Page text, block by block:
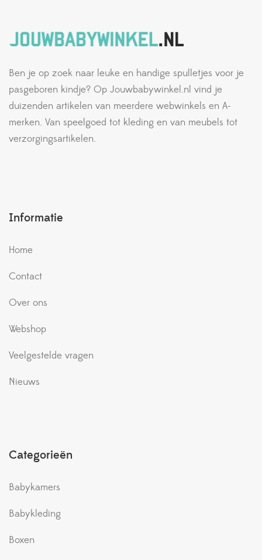
Ben je op zoek naar leuke en handige spulletjes voor je
pasgeboren kindje? Op Jouwbabywinkel.nl vind je
duizenden artikelen van meerdere webwinkels en A-
merken. Van speelgoed tot kleding en van meubels tot
verzorgingsartikelen.
Informatie
Home
Contact
Over ons
Webshop
Veelgestelde vragen
Nieuws
Categorieën
Babykamers
Babykleding
Boxen